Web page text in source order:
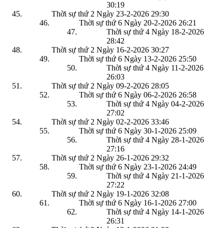
30:19
Thời sự thứ 2 Ngày 23-2-2026 29:30
Thời sự thứ 6 Ngày 20-2-2026 26:21
Thời sự thứ 4 Ngày 18-2-2026
28:42
Thời sự thứ 2 Ngày 16-2-2026 30:27
Thời sự thứ 6 Ngày 13-2-2026 25:50
Thời sự thứ 4 Ngày 11-2-2026
26:03
Thời sự thứ 2 Ngày 09-2-2026 28:05
Thời sự thứ 6 Ngày 06-2-2026 26:58
Thời sự thứ 4 Ngày 04-2-2026
27:02
Thời sự thứ 2 Ngày 02-2-2026 33:46
Thời sự thứ 6 Ngày 30-1-2026 25:09
Thời sự thứ 4 Ngày 28-1-2026
27:16
Thời sự thứ 2 Ngày 26-1-2026 29:32
Thời sự thứ 6 Ngày 23-1-2026 24:49
Thời sự thứ 4 Ngày 21-1-2026
27:22
Thời sự thứ 2 Ngày 19-1-2026 32:08
Thời sự thứ 6 Ngày 16-1-2026 27:00
Thời sự thứ 4 Ngày 14-1-2026
26:31